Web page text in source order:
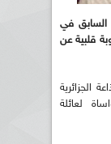
السابق في
قلبية عن
الجزائرية
لعائلة